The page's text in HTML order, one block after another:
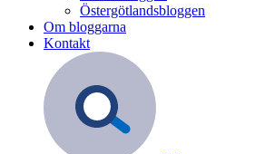
Östergötlandsbloggen
Om bloggarna
Kontakt